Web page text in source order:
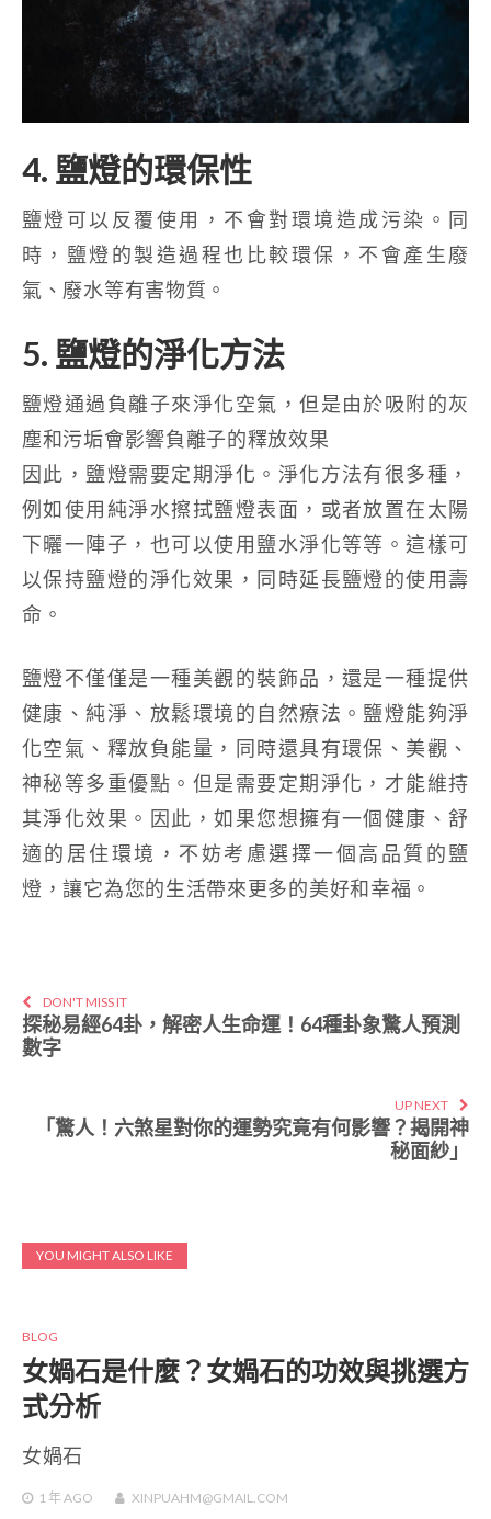
4. 鹽燈的環保性
鹽燈可以反覆使用，不會對環境造成污染。同
時，鹽燈的製造過程也比較環保，不會產生廢
氣、廢水等有害物質。
5. 鹽燈的淨化方法
鹽燈通過負離子來淨化空氣，但是由於吸附的灰
塵和污垢會影響負離子的釋放效果
因此，鹽燈需要定期淨化。淨化方法有很多種，
例如使用純淨水擦拭鹽燈表面，或者放置在太陽
下曬一陣子，也可以使用鹽水淨化等等。這樣可
以保持鹽燈的淨化效果，同時延長鹽燈的使用壽
命。
鹽燈不僅僅是一種美觀的裝飾品，還是一種提供
健康、純淨、放鬆環境的自然療法。鹽燈能夠淨
化空氣、釋放負能量，同時還具有環保、美觀、
神秘等多重優點。但是需要定期淨化，才能維持
其淨化效果。因此，如果您想擁有一個健康、舒
適的居住環境，不妨考慮選擇一個高品質的鹽
燈，讓它為您的生活帶來更多的美好和幸福。
DON'T MISS IT
探秘易經64卦，解密人生命運！64種卦象驚人預測
數字
UP NEXT
「驚人！六煞星對你的運勢究竟有何影響？揭開神
秘面紗」
YOU MIGHT ALSO LIKE
BLOG
女媧石是什麼？女媧石的功效與挑選方
式分析
女媧石
1 年 AGO XINPUAHM@GMAIL.COM